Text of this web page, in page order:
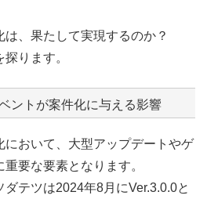
、果たして実現するのか？
ります。
ントが案件化に与える影響
において、大型アップデートやゲ
要な要素となります。
テツは2024年8月にVer.3.0.0と